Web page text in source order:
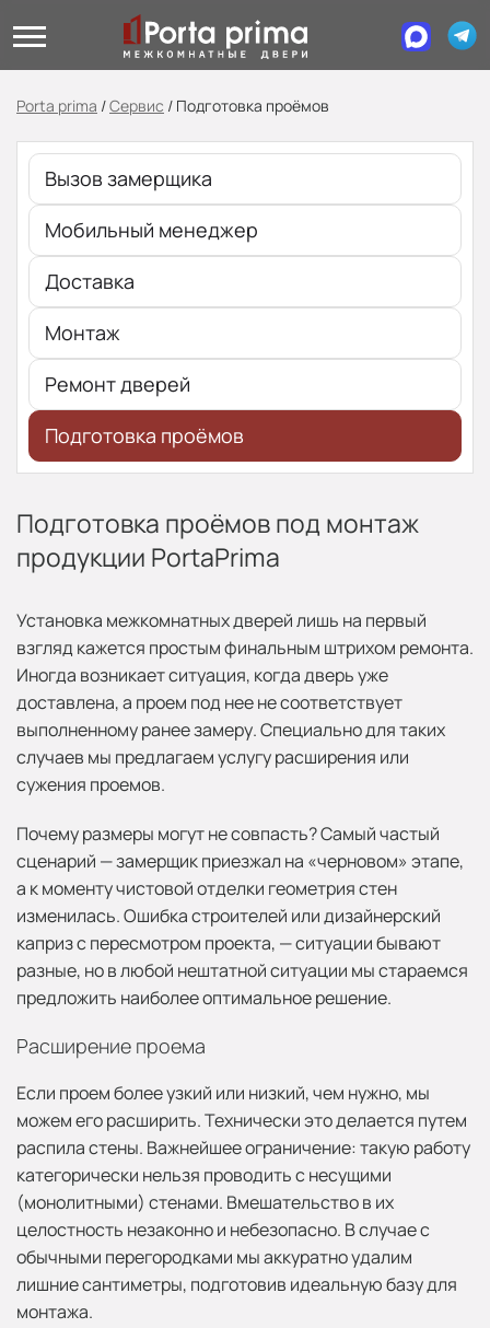
Porta prima /Сервис / Подготовка проёмов
Вызов замерщика
Мобильный менеджер
Доставка
Монтаж
Ремонт дверей
Подготовка проёмов
Подготовка проёмов под монтаж
продукции PortaPrima
Установка межкомнатных дверей лишь на первый
взгляд кажется простым финальным штрихом ремонта.
Иногда возникает ситуация, когда дверь уже
доставлена, а проем под нее не соответствует
выполненному ранее замеру. Специально для таких
случаев мы предлагаем услугу расширения или
сужения проемов.
Почему размеры могут не совпасть? Самый частый
сценарий — замерщик приезжал на «черновом» этапе,
а к моменту чистовой отделки геометрия стен
изменилась. Ошибка строителей или дизайнерский
каприз с пересмотром проекта, — ситуации бывают
разные, но в любой нештатной ситуации мы стараемся
предложить наиболее оптимальное решение.
Расширение проема
Если проем более узкий или низкий, чем нужно, мы
можем его расширить. Технически это делается путем
распила стены. Важнейшее ограничение: такую работу
категорически нельзя проводить с несущими
(монолитными) стенами. Вмешательство в их
целостность незаконно и небезопасно. В случае с
обычными перегородками мы аккуратно удалим
лишние сантиметры, подготовив идеальную базу для
монтажа.